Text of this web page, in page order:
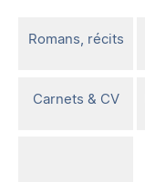
Romans, récits
Carnets & CV